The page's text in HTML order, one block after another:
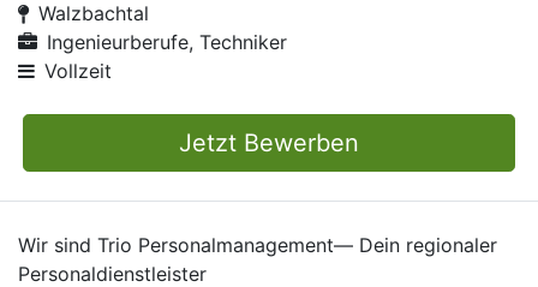
Walzbachtal
Ingenieurberufe, Techniker
Vollzeit
Jetzt Bewerben
Wir sind Trio Personalmanagement— Dein regionaler
Personaldienstleister